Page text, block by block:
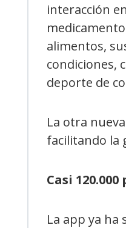
interacción
alimentos,
condiciones,
deporte de
La otra
facilitando la
Casi
La app ya ha